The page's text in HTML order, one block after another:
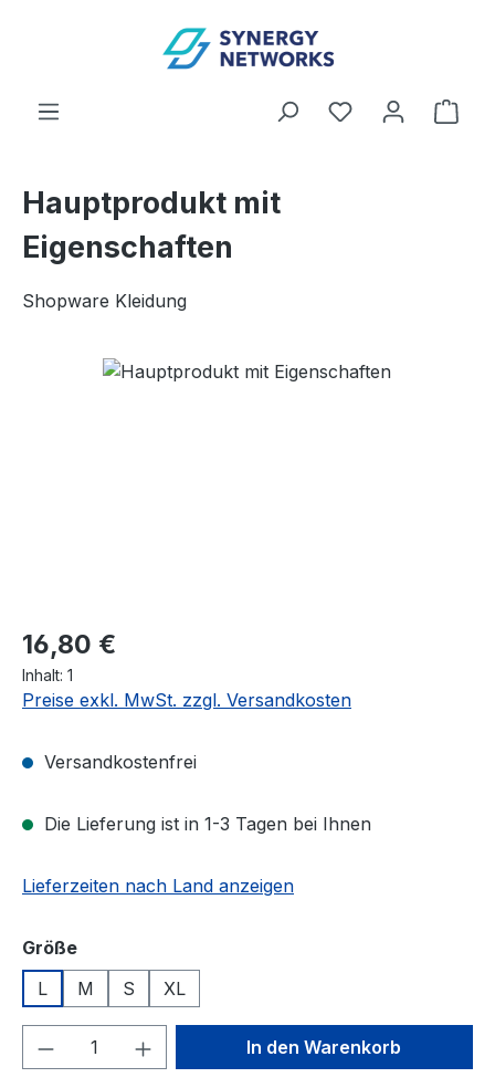
Zum Hauptinhalt springen
Du hast 0
Hauptprodukt mit
Eigenschaften
Shopware Kleidung
Bildergalerie überspringen
Regulärer Preis:
16,80 €
Inhalt: 1
Preise exkl. MwSt. zzgl. Versandkosten
Versandkostenfrei
Die Lieferung ist in 1-3 Tagen bei Ihnen
Lieferzeiten nach Land anzeigen
Größeauswählen
L
M S XL
Produkt Anzahl: Gib denIn den Warenkorb